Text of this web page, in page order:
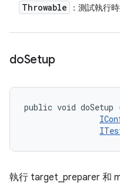
Throwable ：測試執行
doSetup
public void doSetup
執行 target_preparer 和